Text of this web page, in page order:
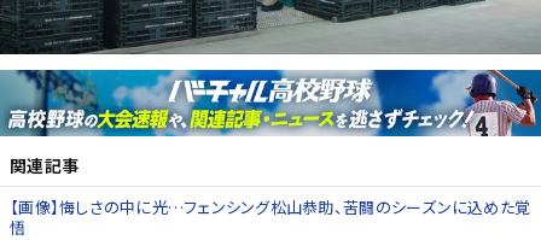
関連記事
【画像】悔しさの中に光…フェンシング松山恭助、苦闘のシーズンに込めた覚
悟